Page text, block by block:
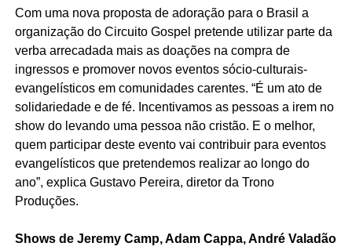
Com uma nova proposta de adoração para o Brasil a
organização do Circuito Gospel pretende utilizar parte da
verba arrecadada mais as doações na compra de
ingressos e promover novos eventos sócio-culturais-
evangelísticos em comunidades carentes. “É um ato de
solidariedade e de fé. Incentivamos as pessoas a irem no
show do levando uma pessoa não cristão. E o melhor,
quem participar deste evento vai contribuir para eventos
evangelísticos que pretendemos realizar ao longo do
ano”, explica Gustavo Pereira, diretor da Trono
Produções.
Shows de Jeremy Camp, Adam Cappa, André Valadão